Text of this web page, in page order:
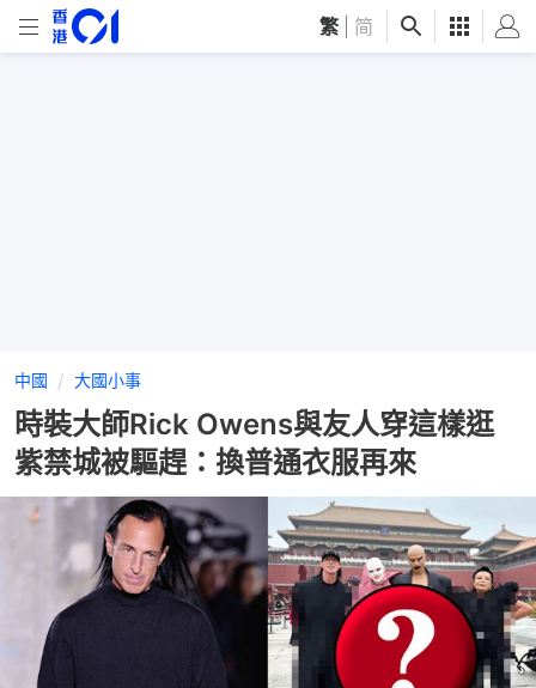
繁 简
中國 大國小事
時裝大師Rick Owens與友人穿這樣逛
紫禁城被驅趕：換普通衣服再來